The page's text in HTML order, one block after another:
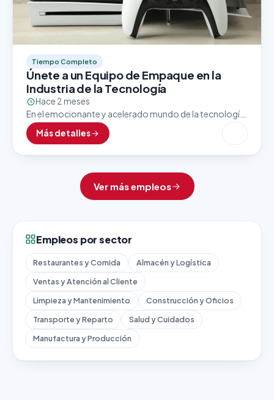
Tiempo Completo
Únete a un Equipo de Empaque en la
Industria de la Tecnología
Hace 2 meses
En el emocionante y acelerado mundo de la tecnología,
el último paso antes de que un producto llegue a manos
del cliente es uno…
Más detalles
Ver más empleos
Empleos por sector
Restaurantes y Comida
Almacén y Logística
Ventas y Atención al Cliente
Limpieza y Mantenimiento
Construcción y Oficios
Transporte y Reparto
Salud y Cuidados
Manufactura y Producción